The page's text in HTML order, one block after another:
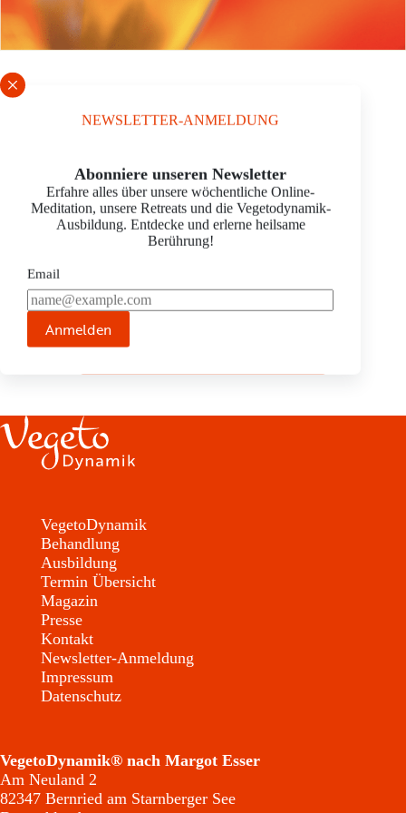
NEWSLETTER-ANMELDUNG
Abonniere unseren Newsletter
Erfahre alles über unsere wöchentliche Online-
Meditation, unsere Retreats und die Vegetodynamik-
Ausbildung. Entdecke und erlerne heilsame
Berührung!
Email
Anmelden
RAUM FÜR
PETRA DURRER
Schauburg 1
6331 Hünenberg, Schweiz
E-Mail: info@petras-vegetodynamik.ch
JETZT TERMIN ANFRAGEN ›
VegetoDynamik
Behandlung
Ausbildung
Termin Übersicht
Magazin
Presse
Kontakt
Newsletter-Anmeldung
Impressum
Datenschutz
VegetoDynamik® nach Margot Esser
Am Neuland 2
82347 Bernried am Starnberger See